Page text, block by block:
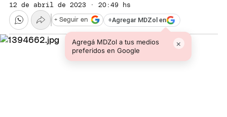
12 de abril de 2023 · 20:49 hs
+Agregar MDZol en
Agregá MDZol a tus medios
preferidos en Google
×
+ Seguir en